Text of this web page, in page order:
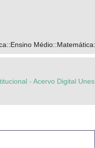
- Acervo Digital